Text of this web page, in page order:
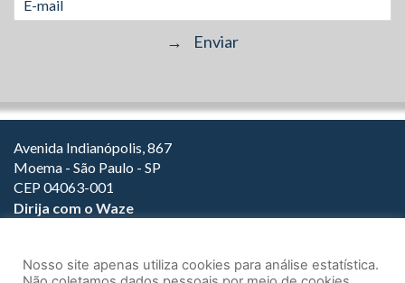
Avenida Indianópolis, 867
Moema - São Paulo - SP
CEP 04063-001
Dirija com o Waze
(11) 3147-1800
Nosso site apenas utiliza cookies para análise estatística.